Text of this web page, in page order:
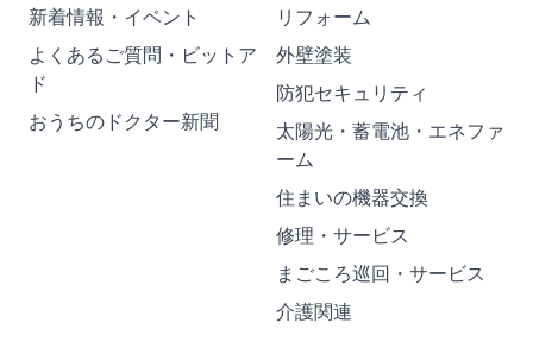
新着情報・イベント
よくあるご質問・ビットア
ド
おうちのドクター新聞
リフォーム
外壁塗装
防犯セキュリティ
太陽光・蓄電池・エネファ
ーム
住まいの機器交換
修理・サービス
まごころ巡回・サービス
介護関連